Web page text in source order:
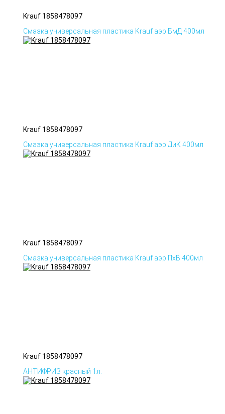
Krauf 1858478097
Смазка универсальная пластика Krauf аэр БмД 400мл
Krauf 1858478097
Смазка универсальная пластика Krauf аэр ДиК 400мл
Krauf 1858478097
Смазка универсальная пластика Krauf аэр ПхВ 400мл
Krauf 1858478097
АНТИФРИЗ красный 1л.